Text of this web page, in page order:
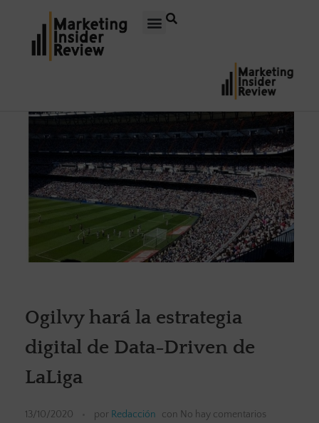
Ogilvy hará la estrategia
digital de Data-Driven de
LaLiga
13/10/2020 por Redacción con No hay comentarios